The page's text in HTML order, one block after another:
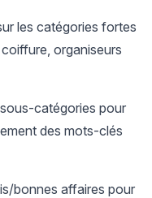
les catégories fortes
organiseurs
catégories pour
des mots-clés
bonnes affaires pour